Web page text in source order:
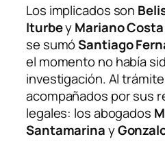
Los implicados son
IturbeyMariano
se sumóSantiago
el momento no había
investigación. Al
acompañados por sus
legales: los abogados
Santamarinay